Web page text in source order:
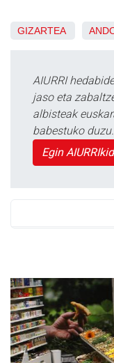
GIZARTEA
AIURRI
jaso eta
albisteak
babestuko duzu.
Egin